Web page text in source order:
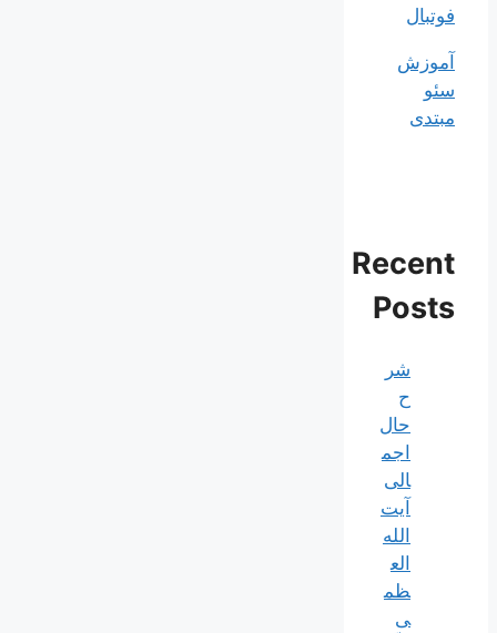
فوتبال
آموزش
سئو
مبتدی
Recent
Posts
شر
ح
حال
اجم
الی
آیت‌
الله‌
الع
ظم
ی